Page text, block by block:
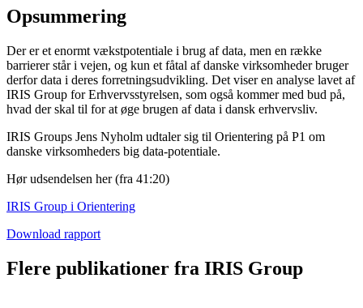
Opsummering
Der er et enormt vækstpotentiale i brug af data, men en række
barrierer står i vejen, og kun et fåtal af danske virksomheder bruger
derfor data i deres forretningsudvikling. Det viser en analyse lavet af
IRIS Group for Erhvervsstyrelsen, som også kommer med bud på,
hvad der skal til for at øge brugen af data i dansk erhvervsliv.
IRIS Groups Jens Nyholm udtaler sig til Orientering på P1 om
danske virksomheders big data-potentiale.
Hør udsendelsen her (fra 41:20)
IRIS Group i Orientering
Download rapport
Flere publikationer fra IRIS Group